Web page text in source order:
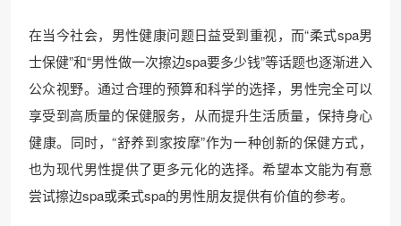
在当今社会，男性健康问题日益受到重视，而“柔式spa男
士保健”和“男性做一次擦边spa要多少钱”等话题也逐渐进入
公众视野。通过合理的预算和科学的选择，男性完全可以
享受到高质量的保健服务，从而提升生活质量，保持身心
健康。同时，“舒养到家按摩”作为一种创新的保健方式，
也为现代男性提供了更多元化的选择。希望本文能为有意
尝试擦边spa或柔式spa的男性朋友提供有价值的参考。